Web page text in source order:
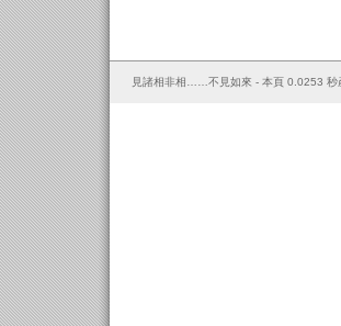
見諸相非相……不見如來 - 本頁 0.0253 秒